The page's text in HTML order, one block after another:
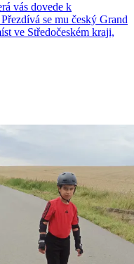
vás dovede k
se mu český Grand
ve Středočeském kraji,